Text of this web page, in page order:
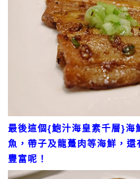
最後這個{鮑汁海皇素千層}海
魚，帶子及龍躉肉等海鮮，還
豐富呢！